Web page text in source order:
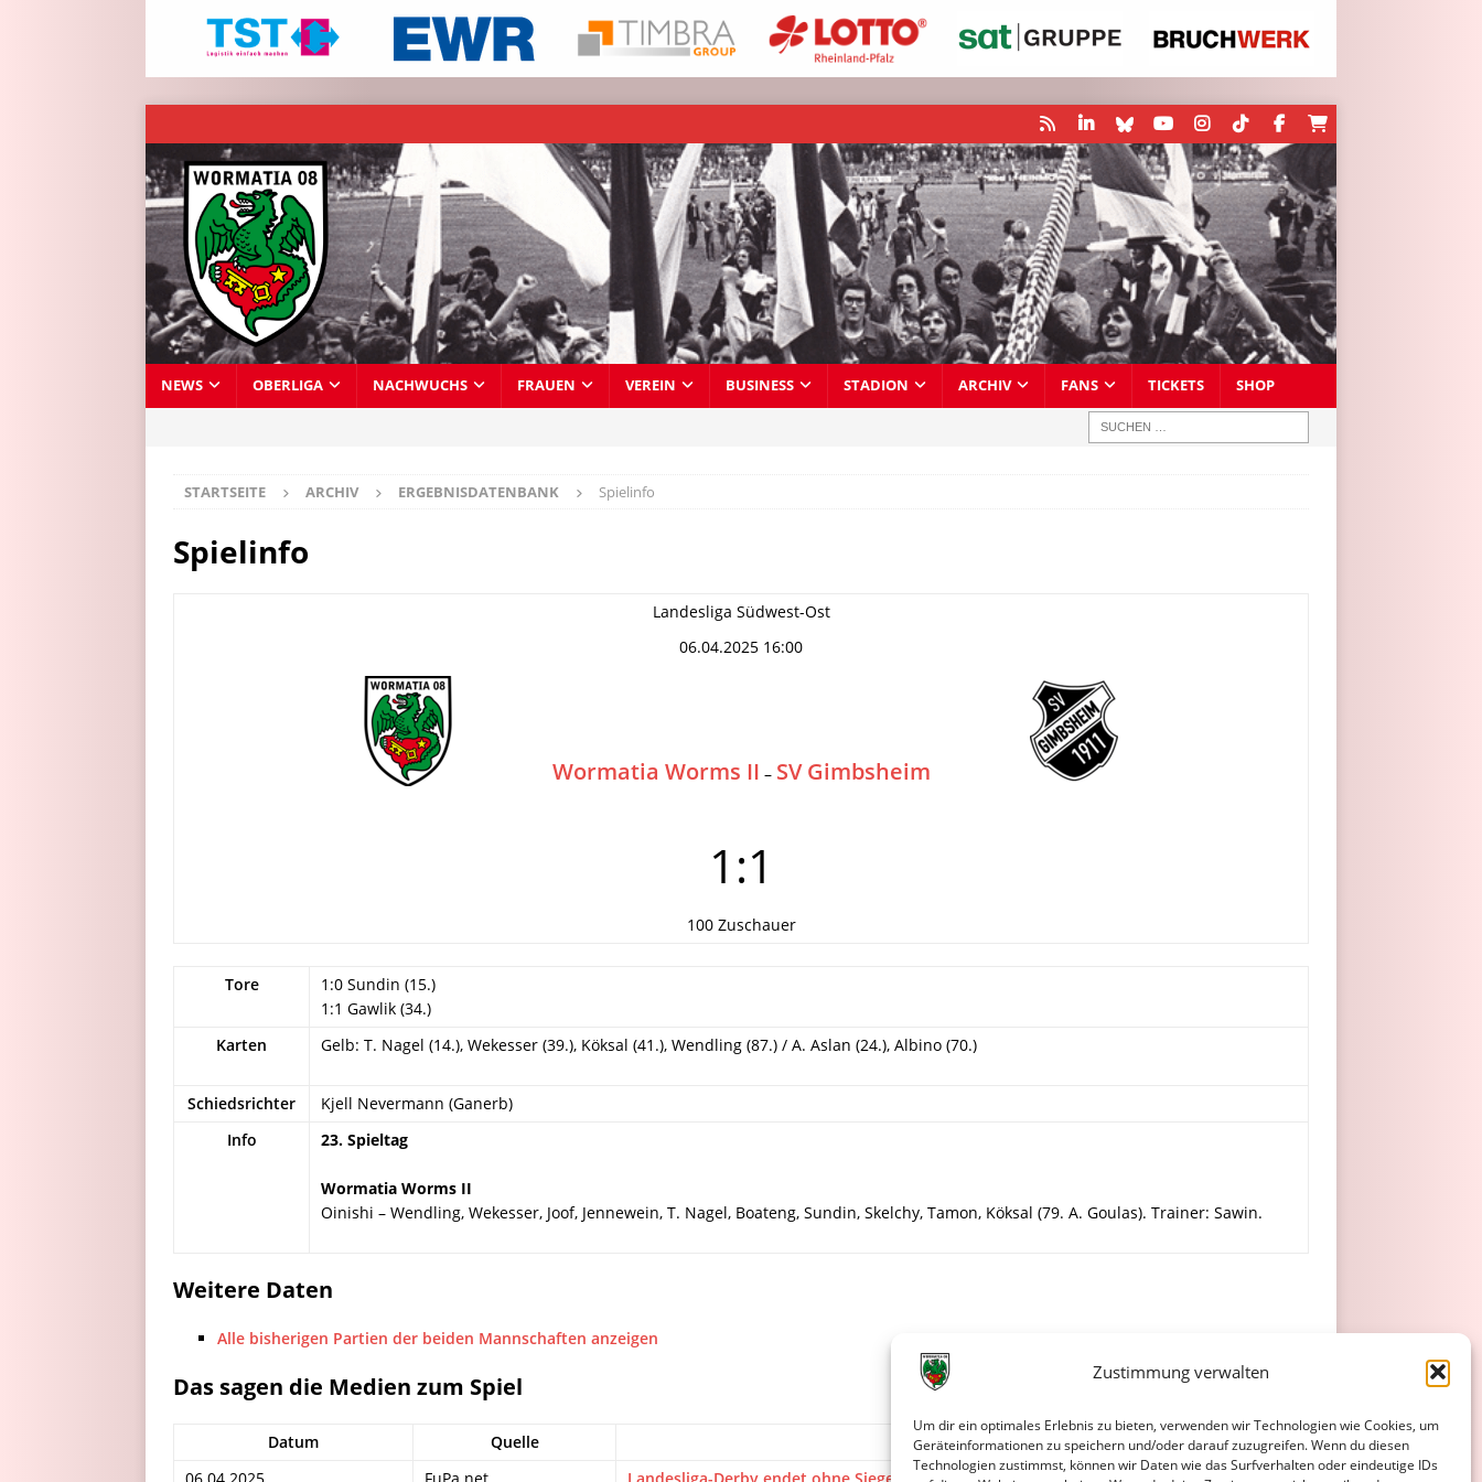
Zustimmung verwalten
Um dir ein optimales Erlebnis zu bieten, verwenden wir Technologien wie Cookies, um
Geräteinformationen zu speichern und/oder darauf zuzugreifen. Wenn du diesen
Technologien zustimmst, können wir Daten wie das Surfverhalten oder eindeutige IDs
NEWS OBERLIGA NACHWUCHS FRAUEN VEREIN BUSINESS STADION ARCHIV FANS TICKETS SHOP
STARTSEITE ARCHIV ERGEBNISDATENBANK Spielinfo
Spielinfo
Landesliga Südwest-Ost
06.04.2025 16:00
Wormatia Worms II – SV Gimbsheim
1:1
100 Zuschauer
Tore
1:0 Sundin (15.)
1:1 Gawlik (34.)
Karten
Gelb: T. Nagel (14.), Wekesser (39.), Köksal (41.), Wendling (87.) / A. Aslan (24.), Albino (70.)
Schiedsrichter
Kjell Nevermann (Ganerb)
Info
23. Spieltag
Wormatia Worms II
Oinishi – Wendling, Wekesser, Joof, Jennewein, T. Nagel, Boateng, Sundin, Skelchy, Tamon, Köksal (79. A. Goulas). Trainer: Sawin.
Weitere Daten
Alle bisherigen Partien der beiden Mannschaften anzeigen
Das sagen die Medien zum Spiel
Datum Quelle
Titel